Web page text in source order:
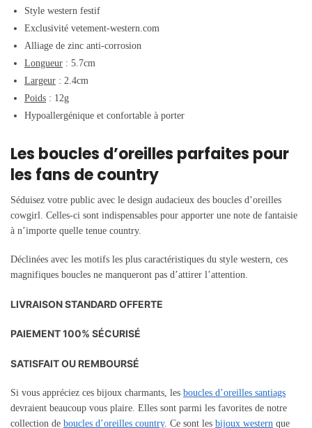
Style western festif
Exclusivité vetement-western.com
Alliage de zinc anti-corrosion
Longueur : 5.7cm
Largeur : 2.4cm
Poids : 12g
Hypoallergénique et confortable à porter
Les boucles d’oreilles parfaites pour
les fans de country
Séduisez votre public avec le design audacieux des boucles d’oreilles
cowgirl. Celles-ci sont indispensables pour apporter une note de fantaisie
à n’importe quelle tenue country.
Déclinées avec les motifs les plus caractéristiques du style western, ces
magnifiques boucles ne manqueront pas d’attirer l’attention.
LIVRAISON STANDARD OFFERTE
PAIEMENT 100% SÉCURISÉ
SATISFAIT OU REMBOURSÉ
Si vous appréciez ces bijoux charmants, les boucles d’oreilles santiags
devraient beaucoup vous plaire. Elles sont parmi les favorites de notre
collection de boucles d’oreilles country. Ce sont les bijoux western que